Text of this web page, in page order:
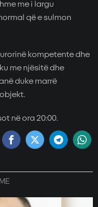
me i largu
që e sulmon
kompetente dhe
me njësitë dhe
duke marrë
në ora 20:00.